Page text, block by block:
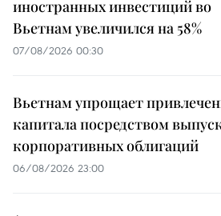
иностранных инвестиций во
Вьетнам увеличился на 58%
07/08/2026 00:30
Вьетнам упрощает
капитала посредством
корпоративных облигаций
06/08/2026 23:00